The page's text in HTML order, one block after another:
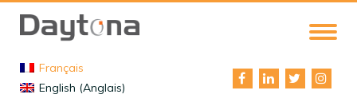
Français
English (Anglais)